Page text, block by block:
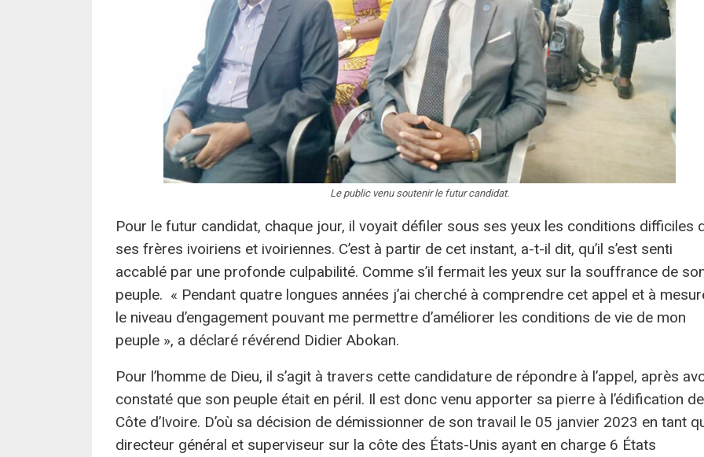
Le public venu soutenir le futur candidat.
Pour le futur candidat, chaque jour, il voyait défiler sous ses yeux les conditions difficiles
ses frères ivoiriens et ivoiriennes. C’est à partir de cet instant, a-t-il dit, qu’il s’est senti
accablé par une profonde culpabilité. Comme s’il fermait les yeux sur la souffrance de
peuple. « Pendant quatre longues années j’ai cherché à comprendre cet appel et à
le niveau d’engagement pouvant me permettre d’améliorer les conditions de vie de mon
peuple », a déclaré révérend Didier Abokan.
Pour l’homme de Dieu, il s’agit à travers cette candidature de répondre à l’appel, après
constaté que son peuple était en péril. Il est donc venu apporter sa pierre à l’édification
Côte d’Ivoire. D’où sa décision de démissionner de son travail le 05 janvier 2023 en tant
directeur général et superviseur sur la côte des États-Unis ayant en charge 6 États